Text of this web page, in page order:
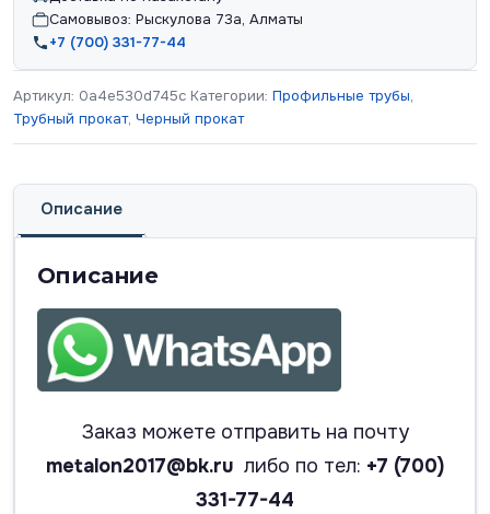
Самовывоз: Рыскулова 73а, Алматы
+7 (700) 331-77-44
Артикул: 0a4e530d745c Категории: Профильные трубы,
Трубный прокат, Черный прокат
Описание
Описание
Заказ можете отправить на почту
metalon2017@bk.ru либо по тел: +7 (700)
331-77-44